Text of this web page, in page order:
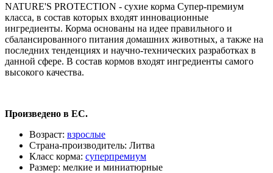
NATURE'S PROTECTION - сухие корма Супер-премиум
класса, в состав которых входят инновационные
ингредиенты. Корма основаны на идее правильного и
сбалансированного питания домашних животных, а также на
последних тенденциях и научно-технических разработках в
данной сфере. В состав кормов входят ингредиенты самого
высокого качества.
Произведено в ЕС.
Возраст: взрослые
Страна-производитель: Литва
Класс корма: суперпремиум
Размер: мелкие и миниатюрные